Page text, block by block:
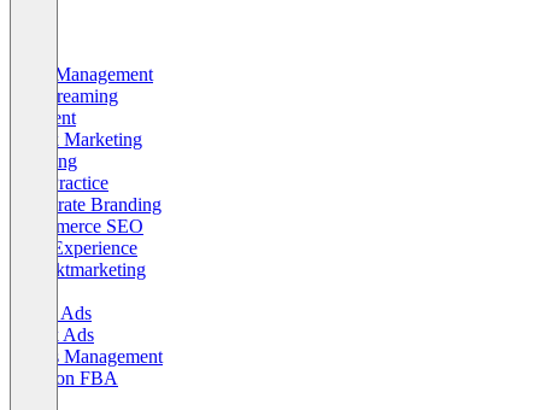
Lead-Management
Livestreaming
Payment
Tiktok Marketing
Tracking
Best Practice
Corporate Branding
eCommerce SEO
Page Experience
Produktmarketing
Social Ads
Tiktok Ads
Agiles Management
Amazon FBA